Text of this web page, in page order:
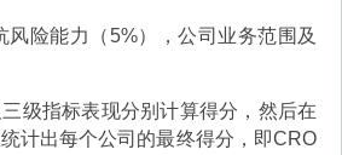
险能力（5%），公司业务范围及
指标表现分别计算得分，然后在
计出每个公司的最终得分，即CRO